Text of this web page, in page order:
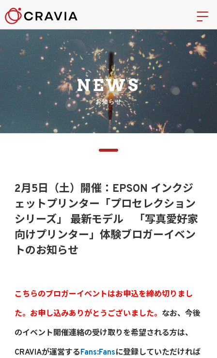
NEWS
お知らせ
2月5日（土）開催：EPSON インクジ
ェットプリンター「プロセレクション
シリーズ」 最新モデル 「写真愛好家
向けプリンター」体験ブロガーイベン
トのお知らせ
こちらのブロガーイベントはお申込を締め切りまし
た。お申し込みありがとうございました。 なお、今後
のイベント開催連絡の受け取りを希望される方は、
CRAVIAが運営するFans:Fansに登録していただければ